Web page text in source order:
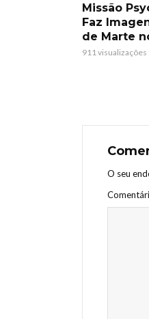
Missão
Faz
de Marte
911 visualizações
O seu